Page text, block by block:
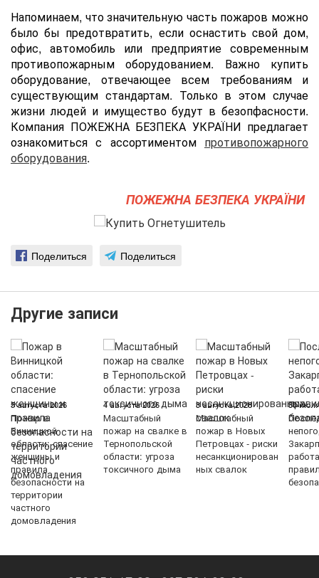
Напоминаем, что значительную часть пожаров можно
было бы предотвратить, если оснастить cвой дом,
офис, автомобиль или предприятие современным
противопожарным оборудованием. Важно купить
оборудование, отвечающее всем требованиям и
существующим стандартам. Только в этом случае
жизни людей и имущество будут в безопфасности.
Компания ПОЖЕЖНА БЕЗПЕКА УКРАЇНИ предлагает
ознакомиться с ассортиментом противопожарного
оборудования.
ПОЖЕЖНА БЕЗПЕКА УКРАЇНИ
Поделиться Поделиться
Другие записи
5 августа 2026
Пожар в
Винницкой
области: спасение
женщины и
правила
безопасности на
территории
частного
домовладения
4 августа 2026
Масштабный
пожар на свалке в
Тернопольской
области: угроза
токсичного дыма
3 августа 2026
Масштабный
пожар в Новых
Петровцах - риски
несанкционирован
ных свалок
30